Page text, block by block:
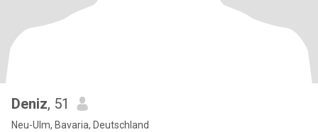
Deniz, 51
Neu-Ulm, Bavaria, Deutschland